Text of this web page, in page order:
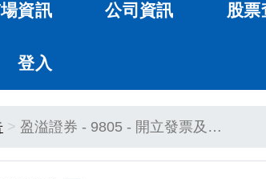
資訊 公司資訊 股票
登入
盈溢證券 - 9805 - 開立發票及…